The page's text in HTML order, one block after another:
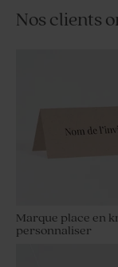
Nos clients
Marque place en
personnaliser